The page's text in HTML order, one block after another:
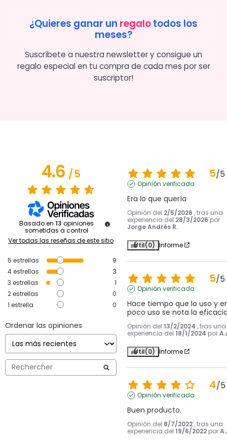
¿Quieres ganar un regalotodos los
meses?
Suscríbete a nuestra newsletter y consigue un
regalo especial en tu compra de cada mes por ser
suscriptor!
4.6/5
Basado en 13 opiniones
sometidas a control
Ver todas las reseñas de este sitio
5 estrellas
9
4estrellas
3
3 estrellas
1
2estrellas
0
1 estrella 0
Ordenar las opiniones
5/5
Opinión verificada
Era lo que quería
Opinión del 2/5/2026 , tras una
experiencia del 28/3/2026 por
Jorge Andrés R.
Útil(0) Informe
5/5
Opinión verificada
Hace tiempo que lo uso y
poco uso se nota la
Opinión del 13/2/2024 , tras una
experiencia del 18/1/2024 por
Útil(0) Informe
4/5
Opinión verificada
Buen producto.
Opinión del 8/7/2022 , tras una
experiencia del 19/6/2022 por